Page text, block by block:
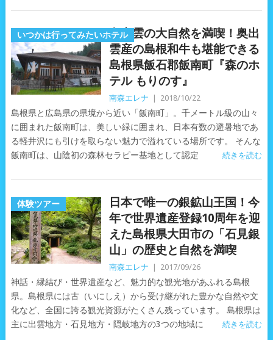
いつかは行ってみたいホテル奥出雲の大自然を満喫！奥出
雲産の島根和牛も堪能できる
島根県飯石郡飯南町『森のホ
テル もりのす』
南森エレナ 2018/10/22
島根県と広島県の県境から近い「飯南町」。千メートル級の山々
に囲まれた飯南町は、美しい緑に囲まれ、日本有数の避暑地であ
る軽井沢にも引けを取らない魅力で溢れている場所です。 そんな
飯南町は、山陰初の森林セラピー基地として認定
続きを読む
体験ツアー
日本で唯一の銀鉱山王国！今
年で世界遺産登録10周年を迎
えた島根県大田市の「石見銀
山」の歴史と自然を満喫
南森エレナ 2017/09/26
神話・縁結び・世界遺産など、魅力的な観光地があふれる島根
県。島根県には古（いにしえ）から受け継がれた豊かな自然や文
化など、全国に誇る観光資源がたくさん残っています。 島根県は
主に出雲地方・石見地方・隠岐地方の3つの地域に
続きを読む